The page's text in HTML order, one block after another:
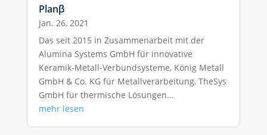
Planβ
Jan. 26, 2021
Das seit 2015 in Zusammenarbeit mit der
Alumina Systems GmbH für innovative
Keramik-Metall-Verbundsysteme, König Metall
GmbH & Co. KG für Metallverarbeitung, TheSys
GmbH für thermische Lösungen...
mehr lesen